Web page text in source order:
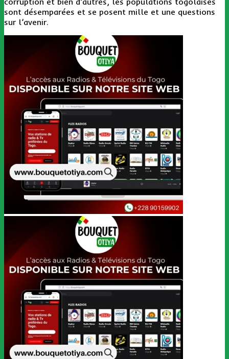
sont désemparées et se posent mille et une questions
sur l’avenir.